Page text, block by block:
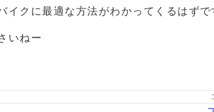
イクに最適な方法がわかってくるはずで
いねー